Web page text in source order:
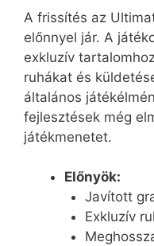
A frissítés az
előnnyel jár. A
exkluzív
ruhákat és
általános
fejlesztések még
játékmenetet.
Előnyök:
Javított
Exkluzív